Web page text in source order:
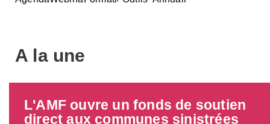
A la une
L'AMF ouvre un fonds de soutien
direct aux communes sinistrées